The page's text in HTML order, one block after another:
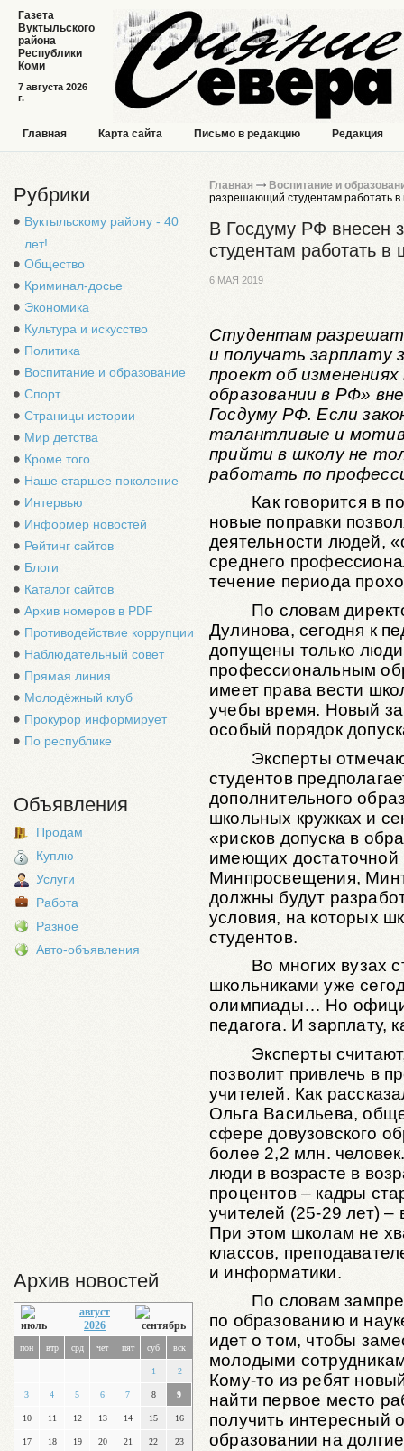
7 августа 2026
г.
Газета
Вуктыльского
района
Республики
Коми
Главная Карта сайта Письмо в редакцию Редакция
Рубрики
Вуктыльскому району - 40
лет!
Общество
Криминал-досье
Экономика
Культура и искусство
Политика
Воспитание и образование
Спорт
Страницы истории
Мир детства
Кроме того
Наше старшее поколение
Интервью
Информер новостей
Рейтинг сайтов
Блоги
Каталог сайтов
Архив номеров в PDF
Противодействие коррупции
Наблюдательный совет
Прямая линия
Молодёжный клуб
Прокурор информирует
По республике
Объявления
Продам
Куплю
Услуги
Работа
Разное
Авто-объявления
Архив новостей
август
2026
пон втр срд чет пят суб вск
1 2
3 4 5 6 7 8 9
10 11 12 13 14 15 16
17 18 19 20 21 22 23
Главная
Воспитание и
разрешающий студентам работать в
В Госдуму РФ внесен
студентам работать в
6 МАЯ 2019
Студентам
и получать
проект об
образовании в РФ»
Госдуму РФ.Если
талантливые и
прийти в школу не
работать по
Как говорится в
новые поправки
деятельности людей,
среднего
течение периода
По словам
Дулинова, сегодня к
допущены только
профессиональным
имеет права вести
учебы время. Новый
особый порядок
Эксперты
студентов
дополнительного
школьных кружках и
«рисков допуска в
имеющих достаточной
Минпросвещения,
должны будут
условия, на которых
студентов.
Во многих вузах
школьниками уже
олимпиады… Но
педагога. И зарплату,
Эксперты
позволит привлечь в
учителей. Как
Ольга Васильева,
сфере довузовского
более 2,2 млн.
люди в возрасте в
процентов – кадры
учителей (25-29 лет) –
При этом школам не
классов,
и информатики.
По словам
по образованию и
идет о том, чтобы
молодыми
Кому-то из ребят
найти первое место
получить интересный
образовании на